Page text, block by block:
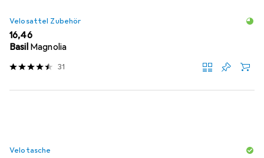
Velosattel Zubehör
EUR
16,46
Basil Magnolia
31
Velotasche